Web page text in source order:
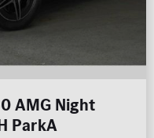
AMG Night
ParkA